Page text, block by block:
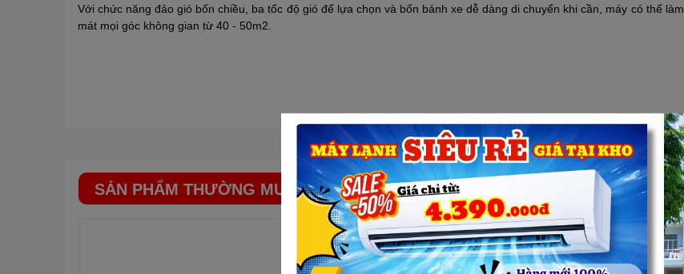
Với chức năng đảo gió bốn chiều, ba tốc độ gió để lựa chọn và bốn bánh xe dễ dàng di chuyển khi cần, máy có thể làm
mát mọi góc không gian từ 40 - 50m2.
SẢN PHẨM THƯỜNG MUA CÙNG